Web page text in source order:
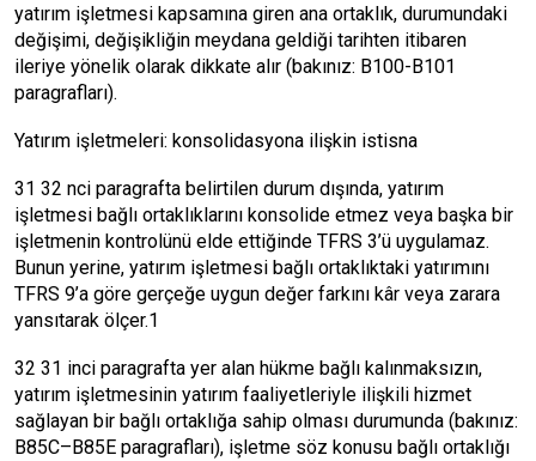
yatırım işletmesi kapsamına giren ana ortaklık, durumundaki
değişimi, değişikliğin meydana geldiği tarihten itibaren
ileriye yönelik olarak dikkate alır (bakınız: B100-B101
paragrafları).
Yatırım işletmeleri: konsolidasyona ilişkin istisna
31 32 nci paragrafta belirtilen durum dışında, yatırım
işletmesi bağlı ortaklıklarını konsolide etmez veya başka bir
işletmenin kontrolünü elde ettiğinde TFRS 3’ü uygulamaz.
Bunun yerine, yatırım işletmesi bağlı ortaklıktaki yatırımını
TFRS 9’a göre gerçeğe uygun değer farkını kâr veya zarara
yansıtarak ölçer.1
32 31 inci paragrafta yer alan hükme bağlı kalınmaksızın,
yatırım işletmesinin yatırım faaliyetleriyle ilişkili hizmet
sağlayan bir bağlı ortaklığa sahip olması durumunda (bakınız:
B85C–B85E paragrafları), işletme söz konusu bağlı ortaklığı